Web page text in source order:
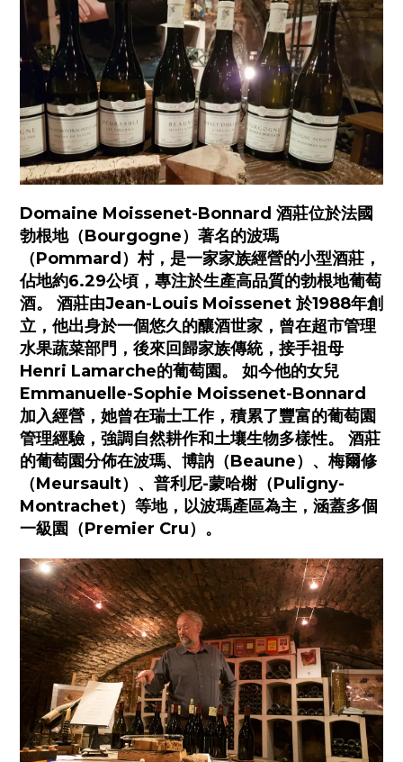
Domaine Moissenet-Bonnard 酒莊位於法國
勃根地（Bourgogne）著名的波瑪
（Pommard）村，是一家家族經營的小型酒莊，
佔地約6.29公頃，專注於生產高品質的勃根地葡萄
酒。 酒莊由Jean-Louis Moissenet 於1988年創
立，他出身於一個悠久的釀酒世家，曾在超市管理
水果蔬菜部門，後來回歸家族傳統，接手祖母
Henri Lamarche的葡萄園。 如今他的女兒
Emmanuelle-Sophie Moissenet-Bonnard
加入經營，她曾在瑞士工作，積累了豐富的葡萄園
管理經驗，強調自然耕作和土壤生物多樣性。 酒莊
的葡萄園分佈在波瑪、博訥（Beaune）、梅爾修
（Meursault）、普利尼-蒙哈榭（Puligny-
Montrachet）等地，以波瑪產區為主，涵蓋多個
一級園（Premier Cru）。